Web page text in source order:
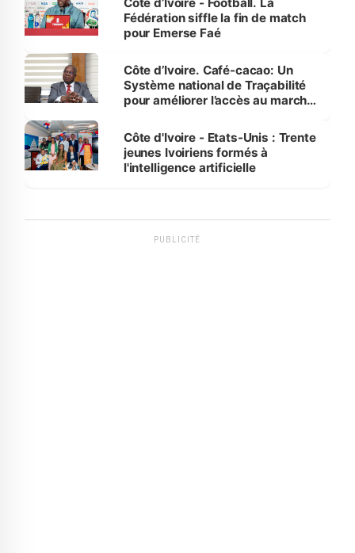
Fédération siffle la fin de match
pour Emerse Faé
Côte d’Ivoire. Café-cacao: Un
Système national de Traçabilité
pour améliorer l’accès au marché
Côte d'Ivoire - Etats-Unis : Trente
jeunes Ivoiriens formés à
l'intelligence artificielle
PUBLICITÉ